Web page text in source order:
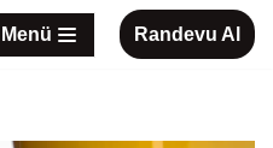
Menü Randevu Al